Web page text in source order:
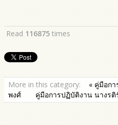
Read 116875 times
More in this category:
« คู่มือก
พงศ์
คู่มือการปฏิบัติงาน นางร